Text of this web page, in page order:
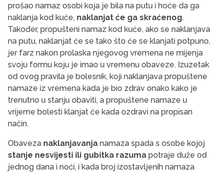
prošao namaz osobi koja je bila na putu i hoće da ga
naklanja kod kuće, naklanjat će ga skraćenog.
Također, propušteni namaz kod kuće, ako se naklanjava
na putu, naklanjat će se tako što će se klanjati potpuno,
jer farz nakon prolaska njegovog vremena ne mijenja
svoju formu koju je imao u vremenu obaveze. Izuzetak
od ovog pravila je bolesnik, koji naklanjava propuštene
namaze iz vremena kada je bio zdrav onako kako je
trenutno u stanju obaviti, a propuštene namaze u
vrijeme bolesti klanjat će kada ozdravi na propisan
način.
Obaveza naklanjavanja namaza spada s osobe kojoj
stanje nesvijesti ili gubitka razuma potraje duže od
jednog dana i noći, i kada broj izostavljenih namaza